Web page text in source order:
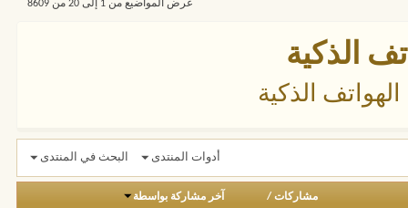
عرض المواضيع من 1 إلى 20 من 8609
الذكية
الذكية
أدوات المنتدى البحث في المنتدى
مشاركات / آخر مشاركة بواسطة